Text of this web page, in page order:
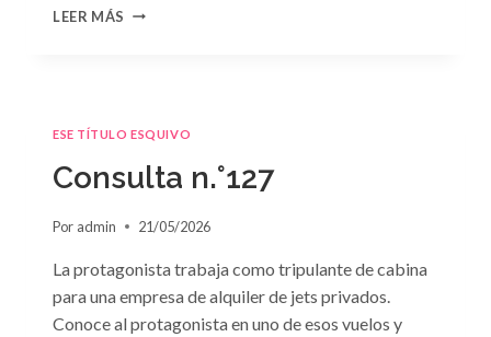
LEER MÁS CONSULTA
JANET
DAILEY
ESE TÍTULO ESQUIVO
Consulta n.°127
Por admin 21/05/2026
La protagonista trabaja como tripulante de cabina
para una empresa de alquiler de jets privados.
Conoce al protagonista en uno de esos vuelos y